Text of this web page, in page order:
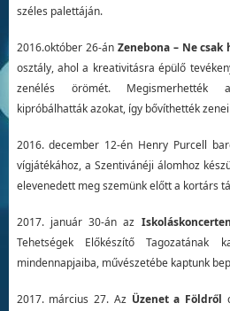
széles palettáján.
2016.október 26-án Zenebona – Ne csak
osztály, ahol a kreativitásra épülő
zenélés örömét. Megismerhették
kipróbálhatták azokat, így bővíthették
2016. december 12-én Henry Purcell
vígjátékához, a Szentivánéji álomhoz
elevenedett meg szemünk előtt a kortárs
2017. január 30-án az Iskoláskoncerten
Tehetségek Előkészítő Tagozatának
mindennapjaiba, művészetébe kaptunk
2017. március 27. Az Üzenet a Földről